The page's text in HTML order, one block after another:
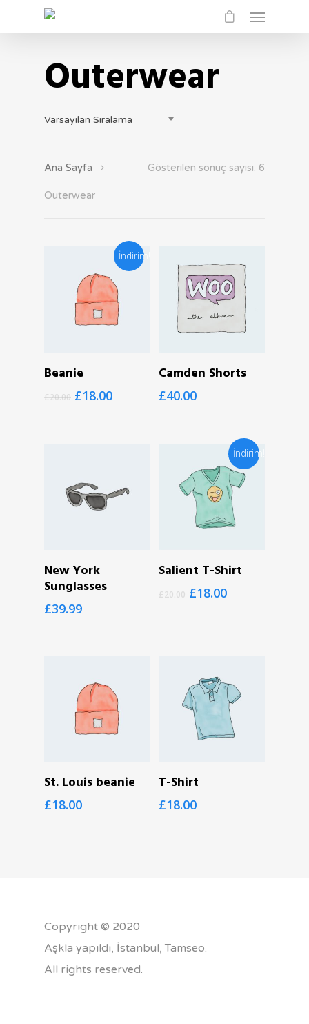
Outerwear
Varsayılan Sıralama
Gösterilen sonuç sayısı: 6
Ana Sayfa
Outerwear
İndirim!
SEPETE EKLE
Beanie
£20.00 £18.00
Camden Shorts
£40.00
SEPETE EKLE
New York
Sunglasses
£39.99
İndirim!
SEPETE EKLE
Salient T-Shirt
£20.00 £18.00
SEPETE EKLE
St. Louis beanie
£18.00
Devamını Oku
T-Shirt
£18.00
Copyright © 2020
Aşkla yapıldı, İstanbul, Tamseo.
All rights reserved.